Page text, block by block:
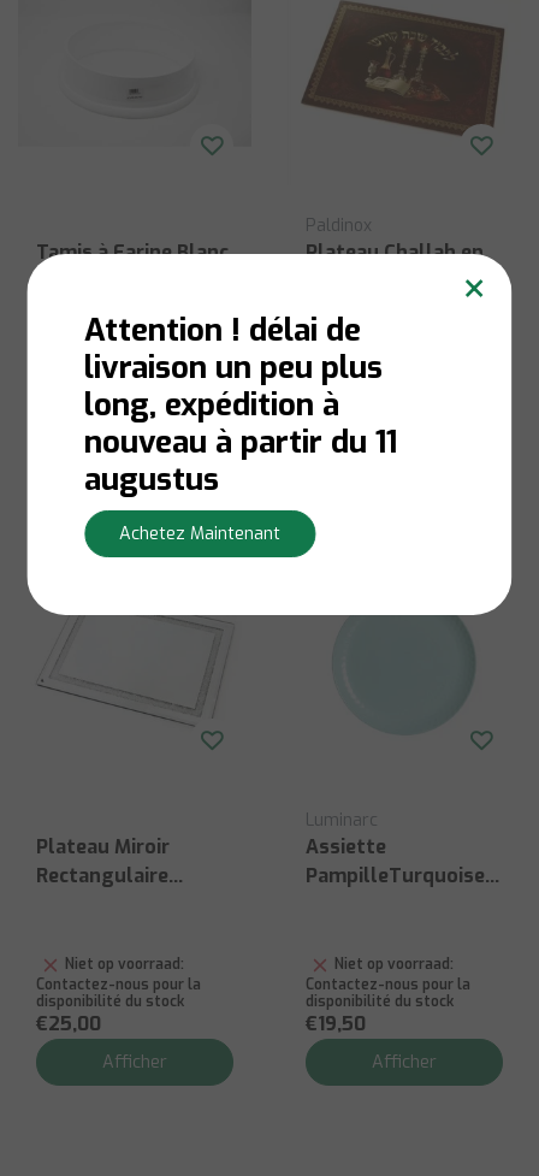
Tamis à Farine Blanc
En stock:Livraison en 1
à 3 jours ouvrables
Afficher
Paldinox
Plateau Challah en
Verre Paldinox - 35 x
En stock:
à 3 jours ouvrables
€9,50
Plateau Miroir
Rectangulaire
Niet op voorraad:
Contactez-nous pour la
disponibilité du stock
€25,00
Afficher
Luminarc
Assiette
PampilleTurquoise
Niet op voorraad:
Contactez-nous pour la
disponibilité du stock
€19,50
Afficher
×
Attention ! délai de
livraison un peu plus
long, expédition à
nouveau à partir du 11
augustus
Achetez Maintenant